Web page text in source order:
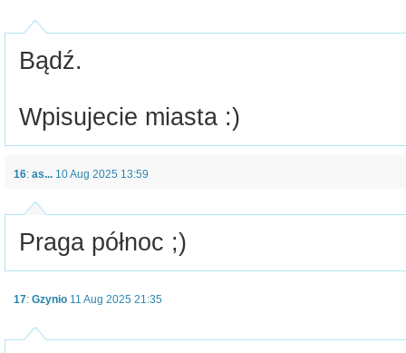
Bądź.
Wpisujecie miasta :)
16: as... 10 Aug 2025 13:59
Praga północ ;)
17: Gzynio 11 Aug 2025 21:35